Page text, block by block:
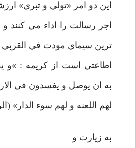
اين دو امر «تولي و تبري»
اجر رسالت را اداء مي کنند
ترين سيماي مودت في
اطاعتي است از کريمه : »و
به ان يوصل و يفسدون في
لهم اللعنه و لهم سوء الدار»
به زيارت و